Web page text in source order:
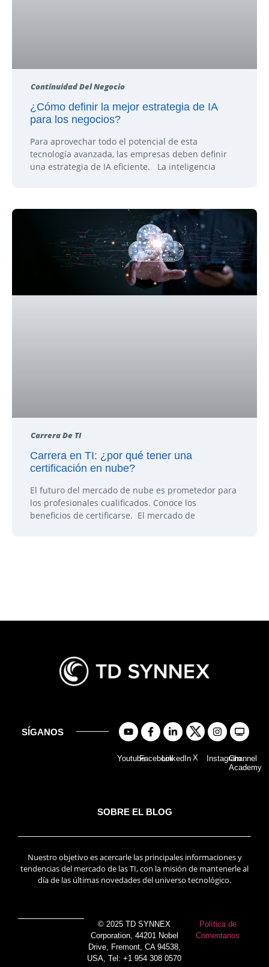
Continuidad Del Negocio
¿Cómo definir la mejor estrategia de IA
para los negocios?
Para aprovechar todo el potencial de esta
tecnología avanzada, las empresas deben definir
una estrategia de IA eficiente. La inteligencia
Carrera De TI
Carrera en TI: ¿por qué tener una
certificación en nube?
El futuro del mercado de nube es prometedor para
los profesionales cualificados. Conoce los
beneficios de certificarse. El mercado de
SÍGANOS
YoutubeFacebookLinkedIn X InstagramChannel
Academy
SOBRE EL BLOG
Nuestro objetivo es acercarle las principales informaciones y
tendencias del mercado de las TI, con la misión de mantenerle al
día de las últimas novedades del universo tecnológico.
© 2025 TD SYNNEX
Corporation, 44201 Nobel
Drive, Fremont, CA 94538,
USA, Tel: +1 954 308 0570
Política de
Comentarios